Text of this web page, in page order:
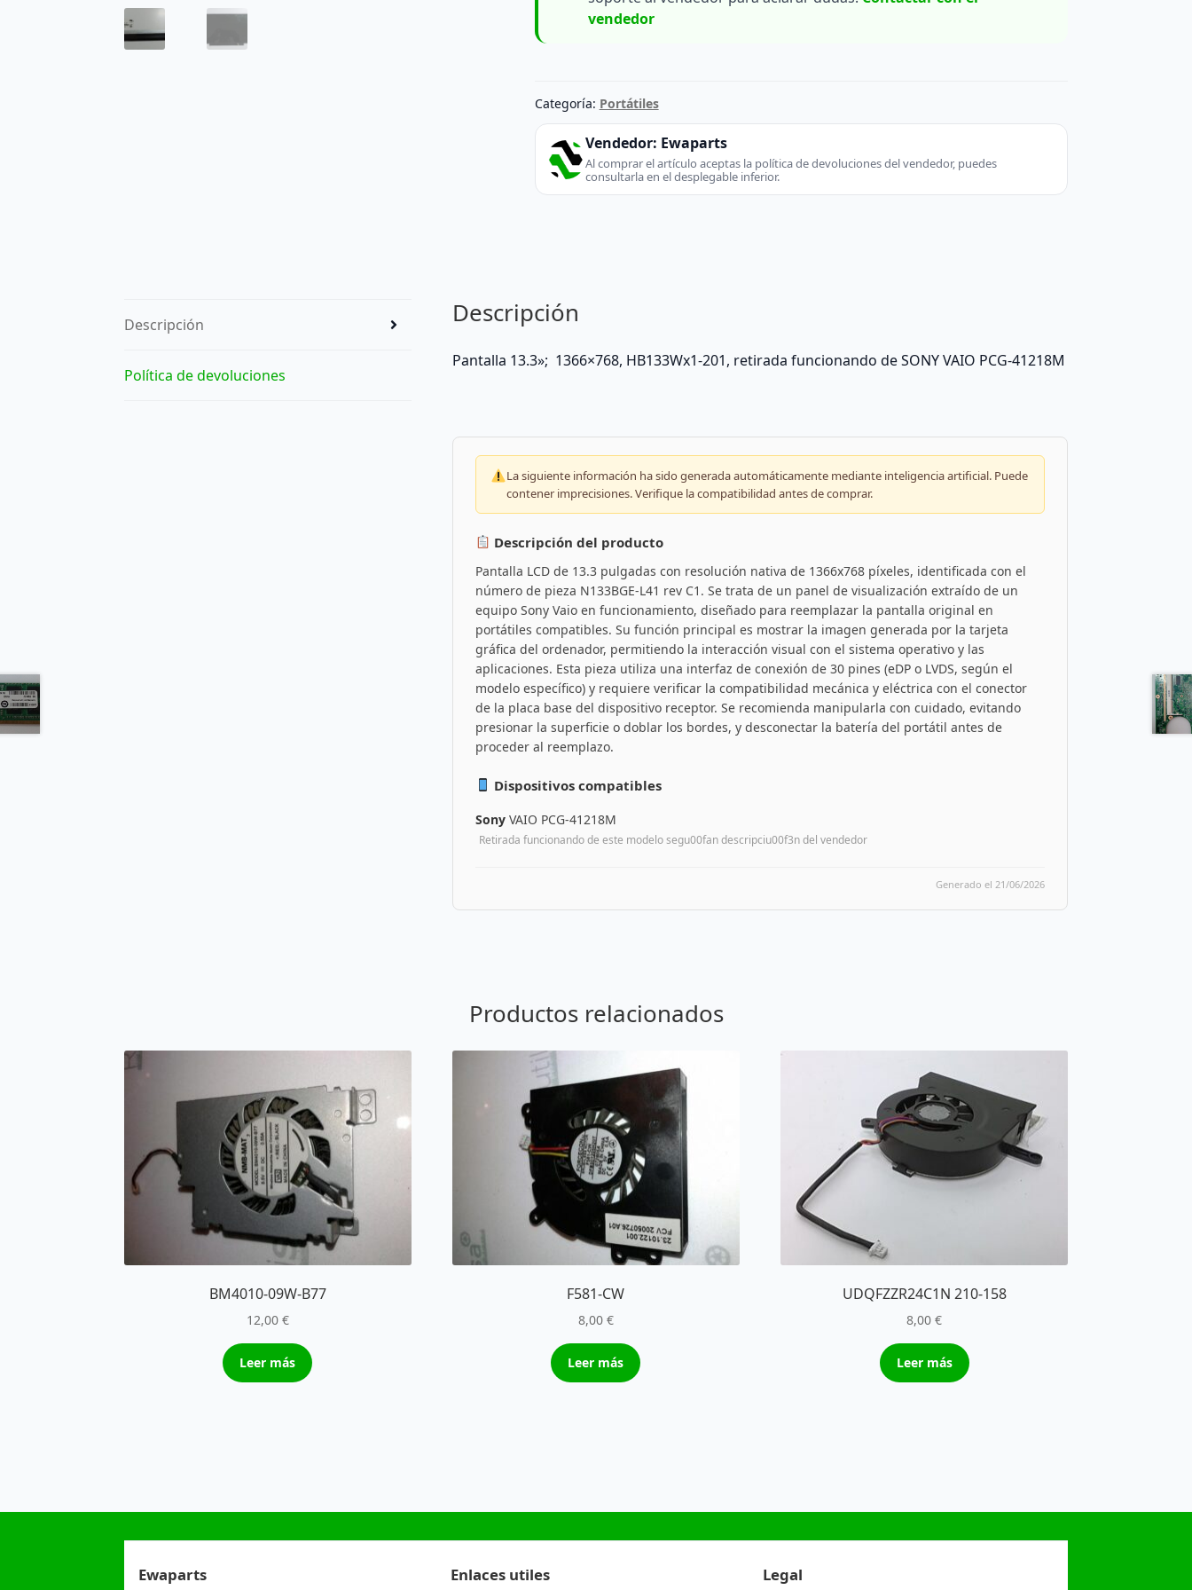
vendedor
Categoría: Portátiles
Vendedor: Ewaparts
Al comprar el artículo aceptas la política de devoluciones del vendedor, puedes
consultarla en el desplegable inferior.
Descripción
Política de devoluciones
Descripción
Pantalla 13.3»; 1366×768, HB133Wx1-201, retirada funcionando de SONY VAIO PCG-41218M
La siguiente información ha sido generada automáticamente mediante inteligencia artificial. Puede
contener imprecisiones. Verifique la compatibilidad antes de comprar.
Descripción del producto
Pantalla LCD de 13.3 pulgadas con resolución nativa de 1366x768 píxeles, identificada con el
número de pieza N133BGE-L41 rev C1. Se trata de un panel de visualización extraído de un
equipo Sony Vaio en funcionamiento, diseñado para reemplazar la pantalla original en
portátiles compatibles. Su función principal es mostrar la imagen generada por la tarjeta
gráfica del ordenador, permitiendo la interacción visual con el sistema operativo y las
aplicaciones. Esta pieza utiliza una interfaz de conexión de 30 pines (eDP o LVDS, según el
modelo específico) y requiere verificar la compatibilidad mecánica y eléctrica con el conector
de la placa base del dispositivo receptor. Se recomienda manipularla con cuidado, evitando
presionar la superficie o doblar los bordes, y desconectar la batería del portátil antes de
proceder al reemplazo.
Dispositivos compatibles
Sony VAIO PCG-41218M
Retirada funcionando de este modelo segu00fan descripciu00f3n del vendedor
Generado el 21/06/2026
Productos relacionados
BM4010-09W-B77
12,00 €
Leer más
F581-CW
8,00 €
Leer más
UDQFZZR24C1N 210-158
8,00€
Leer más
Ewaparts Enlaces utiles Legal